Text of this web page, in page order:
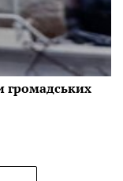
громадських